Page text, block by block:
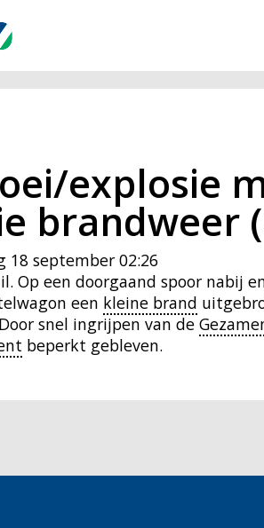
explosie
brandweer
18 september 02:26
Op een doorgaand spoor nabij
een kleine brand
snel ingrijpen van de
beperkt gebleven.